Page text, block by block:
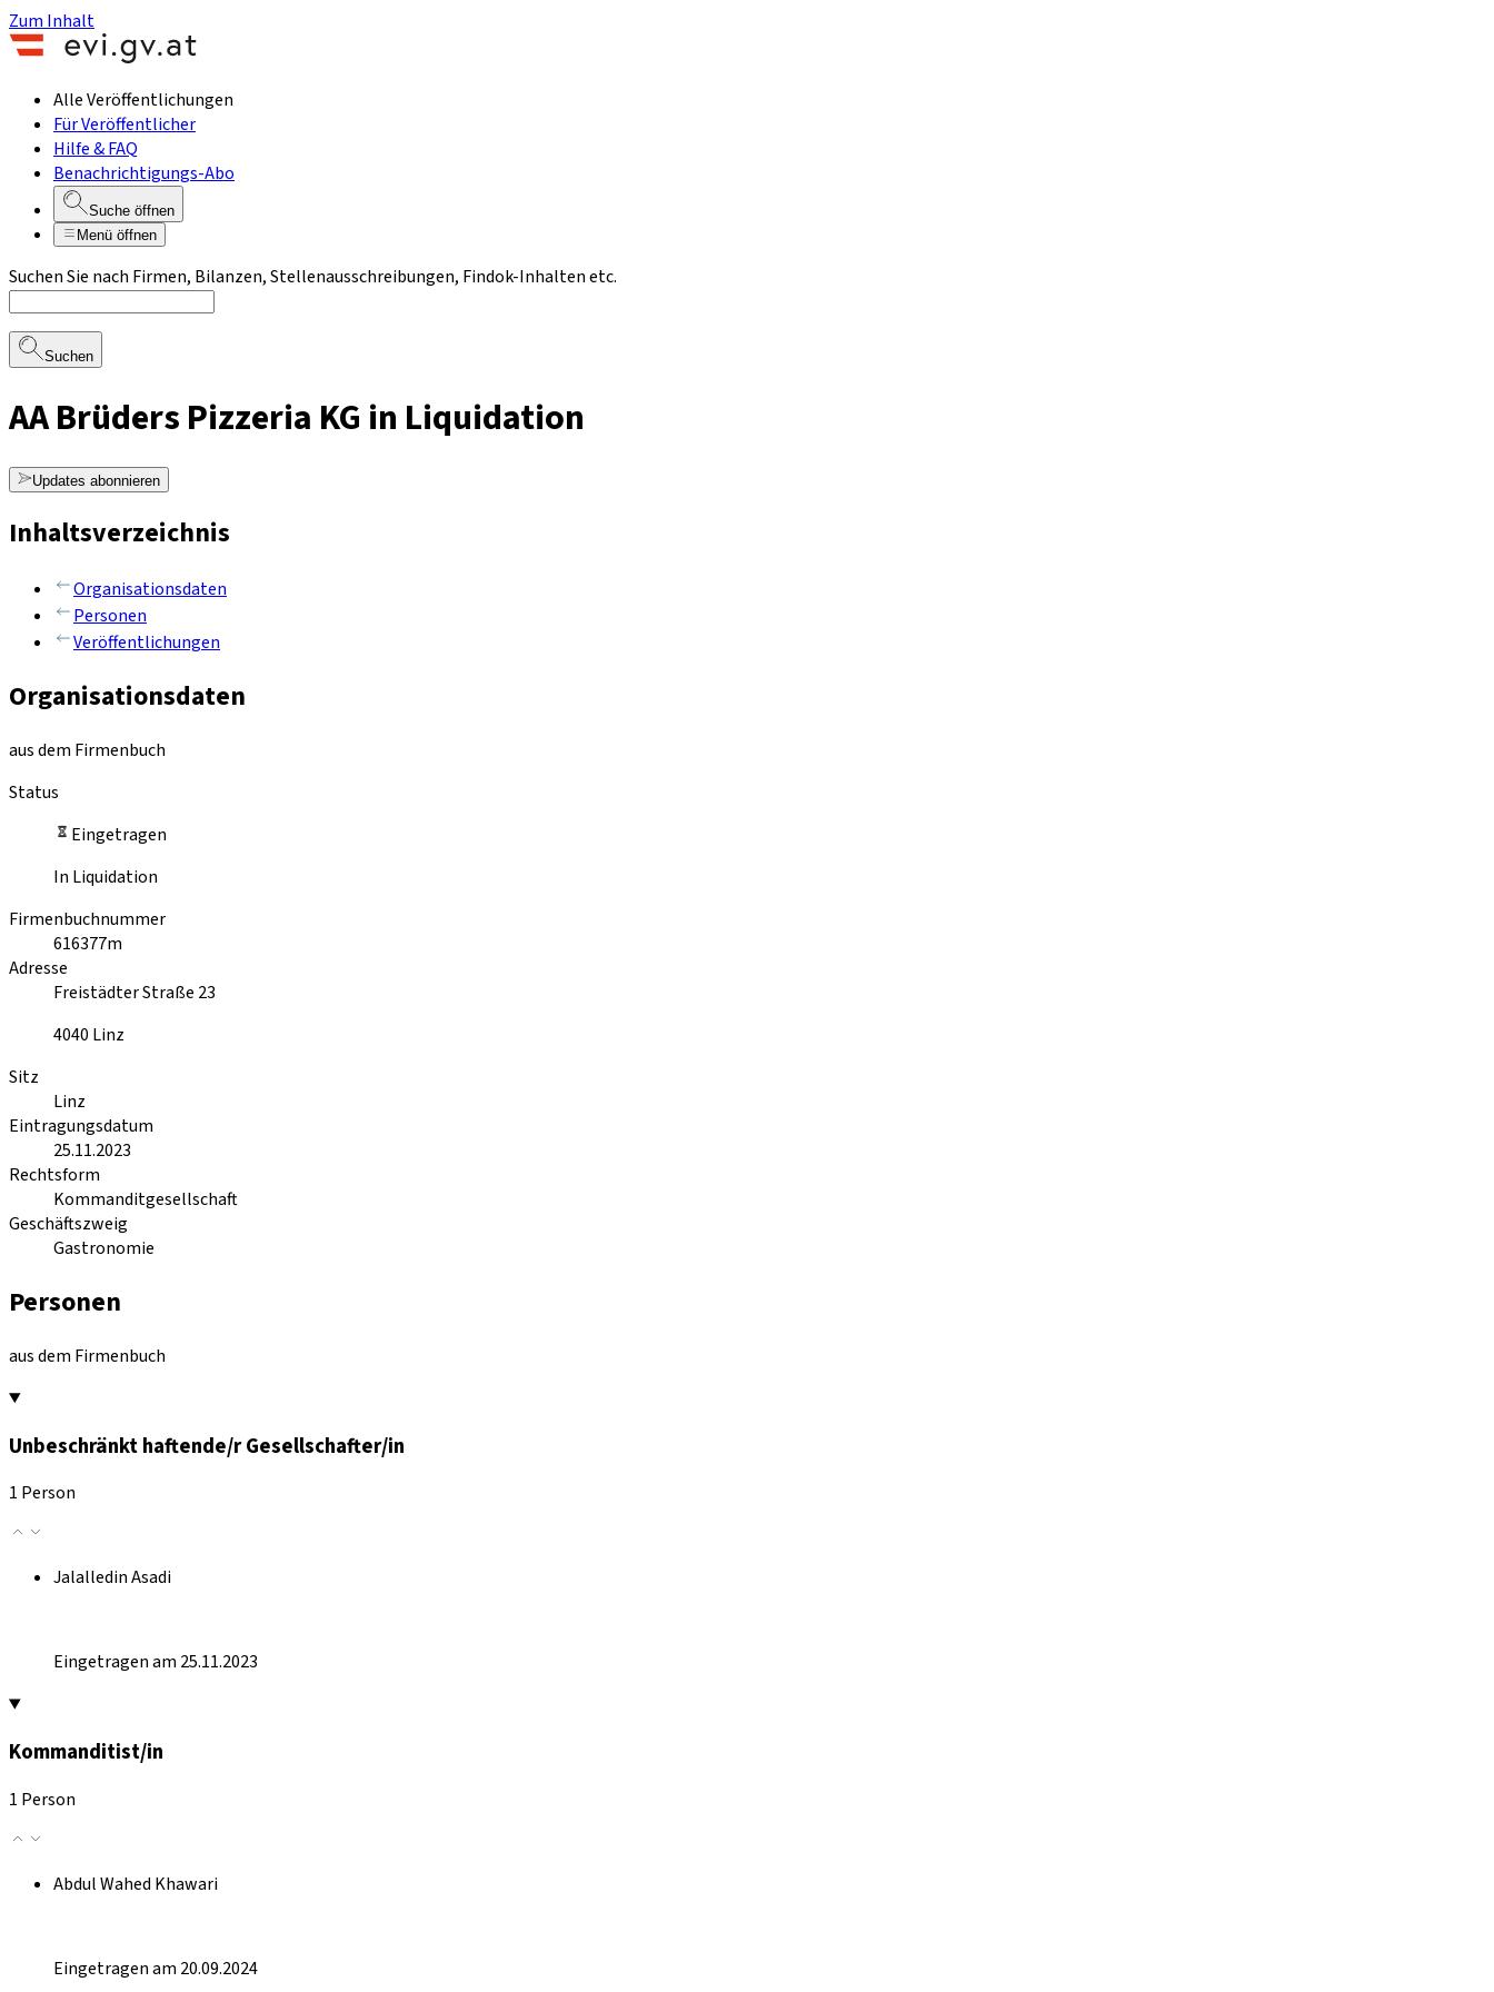
Zum Inhalt
Alle Veröffentlichungen
Für Veröffentlicher
Hilfe & FAQ
Benachrichtigungs-Abo
Suche öffnen
Menü öffnen
Suchen Sie nach Firmen, Bilanzen, Stellenausschreibungen, Findok-Inhalten etc.
Suchen
AA Brüders Pizzeria KG in Liquidation
Updates abonnieren
Inhaltsverzeichnis
Organisationsdaten
Personen
Veröffentlichungen
Organisationsdaten
aus dem Firmenbuch
Status
Eingetragen
In Liquidation
Firmenbuchnummer
616377m
Adresse
Freistädter Straße 23
4040 Linz
Sitz
Linz
Eintragungsdatum
25.11.2023
Rechtsform
Kommanditgesellschaft
Geschäftszweig
Gastronomie
Personen
aus dem Firmenbuch
Unbeschränkt haftende/r Gesellschafter/in
1 Person
Jalalledin Asadi
Eingetragen am 25.11.2023
Kommanditist/in
1 Person
Abdul Wahed Khawari
Eingetragen am 20.09.2024